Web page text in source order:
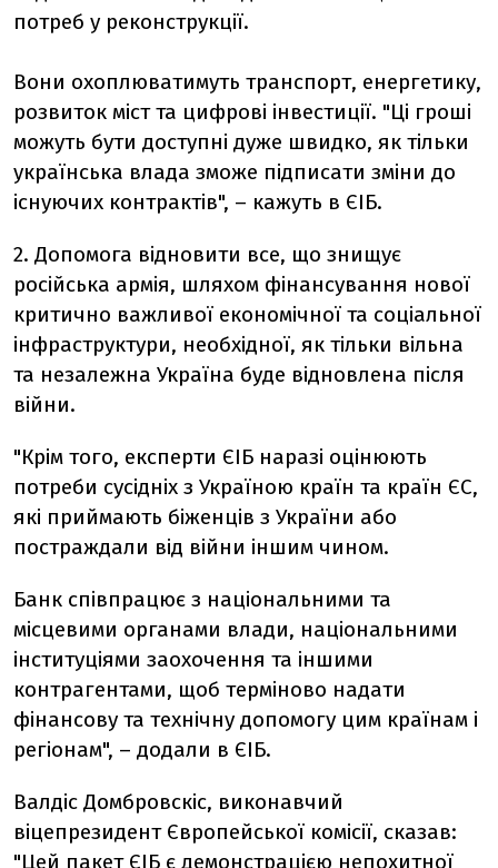
потреб у реконструкції.
Вони охоплюватимуть транспорт, енергетику,
розвиток міст та цифрові інвестиції. "Ці гроші
можуть бути доступні дуже швидко, як тільки
українська влада зможе підписати зміни до
існуючих контрактів", – кажуть в ЄІБ.
2. Допомога відновити все, що знищує
російська армія, шляхом фінансування нової
критично важливої економічної та соціальної
інфраструктури, необхідної, як тільки вільна
та незалежна Україна буде відновлена після
війни.
"Крім того, експерти ЄІБ наразі оцінюють
потреби сусідніх з Україною країн та країн ЄС,
які приймають біженців з України або
постраждали від війни іншим чином.
Банк співпрацює з національними та
місцевими органами влади, національними
інституціями заохочення та іншими
контрагентами, щоб терміново надати
фінансову та технічну допомогу цим країнам і
регіонам", – додали в ЄІБ.
Валдіс Домбровскіс, виконавчий
віцепрезидент Європейської комісії, сказав:
"Цей пакет ЄІБ є демонстрацією непохитної